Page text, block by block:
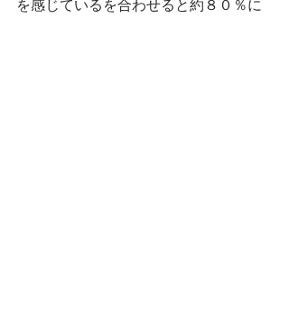
を感じているを合わせると約８０％に